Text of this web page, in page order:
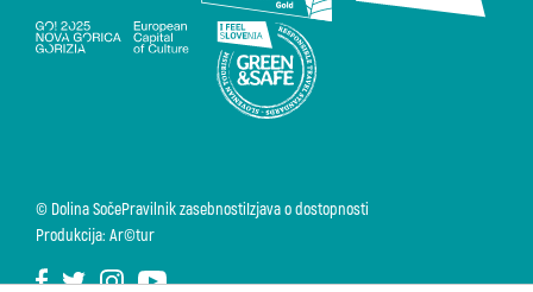
© Dolina SočePravilnik zasebnostiIzjava o dostopnosti
Produkcija: Ar©tur